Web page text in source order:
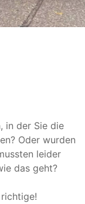
in der Sie die
Oder wurden
leider
das geht?